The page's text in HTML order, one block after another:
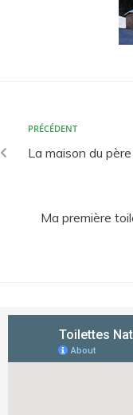
PRÉCÉDENT
La maison du
Ma première